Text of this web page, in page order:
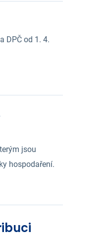
DPČ od 1. 4.
jsou
hospodaření.